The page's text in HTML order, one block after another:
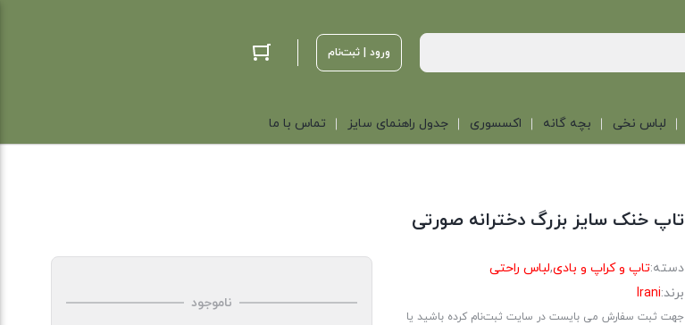
ورود | ثبت‌نام
لباس نخی بچه گانه اکسسوری جدول راهنمای سایز تماس با ما
تاپ خنک سایز بزرگ دخترانه صورتی
دسته:تاپ و کراپ و بادی,لباس راحتی
برند:Irani
جهت ثبت سفارش می بایست در سایت ثبت‌نام کرده باشید یا
ناموجود